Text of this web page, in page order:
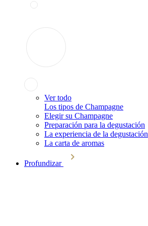
Ver todo
Los tipos de Champagne
Elegir su Champagne
Preparación para la degustación
La experiencia de la degustación
La carta de aromas
Profundizar